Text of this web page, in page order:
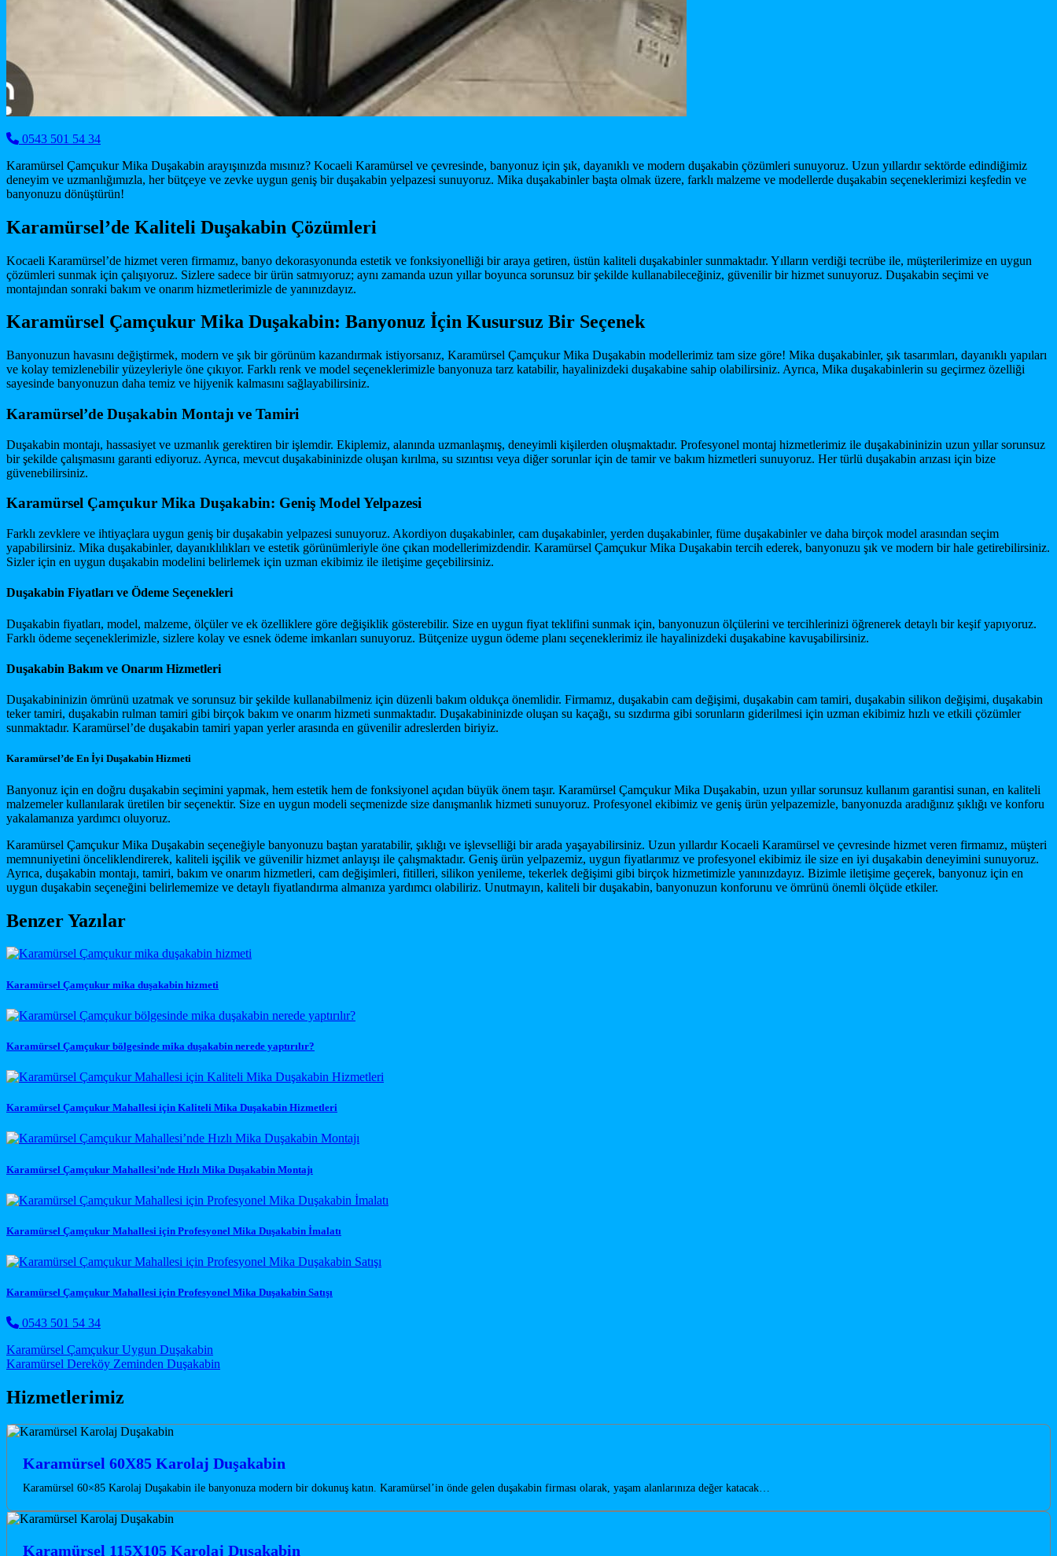
0543 501 54 34
Karamürsel Çamçukur Mika Duşakabin arayışınızda mısınız? Kocaeli Karamürsel ve çevresinde, banyonuz için şık, dayanıklı ve modern duşakabin çözümleri sunuyoruz. Uzun yıllardır sektörde edindiğimiz
deneyim ve uzmanlığımızla, her bütçeye ve zevke uygun geniş bir duşakabin yelpazesi sunuyoruz. Mika duşakabinler başta olmak üzere, farklı malzeme ve modellerde duşakabin seçeneklerimizi keşfedin ve
banyonuzu dönüştürün!
Karamürsel’de Kaliteli Duşakabin Çözümleri
Kocaeli Karamürsel’de hizmet veren firmamız, banyo dekorasyonunda estetik ve fonksiyonelliği bir araya getiren, üstün kaliteli duşakabinler sunmaktadır. Yılların verdiği tecrübe ile, müşterilerimize en uygun
çözümleri sunmak için çalışıyoruz. Sizlere sadece bir ürün satmıyoruz; aynı zamanda uzun yıllar boyunca sorunsuz bir şekilde kullanabileceğiniz, güvenilir bir hizmet sunuyoruz. Duşakabin seçimi ve
montajından sonraki bakım ve onarım hizmetlerimizle de yanınızdayız.
Karamürsel Çamçukur Mika Duşakabin: Banyonuz İçin Kusursuz Bir Seçenek
Banyonuzun havasını değiştirmek, modern ve şık bir görünüm kazandırmak istiyorsanız, Karamürsel Çamçukur Mika Duşakabin modellerimiz tam size göre! Mika duşakabinler, şık tasarımları, dayanıklı yapıları
ve kolay temizlenebilir yüzeyleriyle öne çıkıyor. Farklı renk ve model seçeneklerimizle banyonuza tarz katabilir, hayalinizdeki duşakabine sahip olabilirsiniz. Ayrıca, Mika duşakabinlerin su geçirmez özelliği
sayesinde banyonuzun daha temiz ve hijyenik kalmasını sağlayabilirsiniz.
Karamürsel’de Duşakabin Montajı ve Tamiri
Duşakabin montajı, hassasiyet ve uzmanlık gerektiren bir işlemdir. Ekiplemiz, alanında uzmanlaşmış, deneyimli kişilerden oluşmaktadır. Profesyonel montaj hizmetlerimiz ile duşakabininizin uzun yıllar sorunsuz
bir şekilde çalışmasını garanti ediyoruz. Ayrıca, mevcut duşakabininizde oluşan kırılma, su sızıntısı veya diğer sorunlar için de tamir ve bakım hizmetleri sunuyoruz. Her türlü duşakabin arızası için bize
güvenebilirsiniz.
Karamürsel Çamçukur Mika Duşakabin: Geniş Model Yelpazesi
Farklı zevklere ve ihtiyaçlara uygun geniş bir duşakabin yelpazesi sunuyoruz. Akordiyon duşakabinler, cam duşakabinler, yerden duşakabinler, füme duşakabinler ve daha birçok model arasından seçim
yapabilirsiniz. Mika duşakabinler, dayanıklılıkları ve estetik görünümleriyle öne çıkan modellerimizdendir. Karamürsel Çamçukur Mika Duşakabin tercih ederek, banyonuzu şık ve modern bir hale getirebilirsiniz.
Sizler için en uygun duşakabin modelini belirlemek için uzman ekibimiz ile iletişime geçebilirsiniz.
Duşakabin Fiyatları ve Ödeme Seçenekleri
Duşakabin fiyatları, model, malzeme, ölçüler ve ek özelliklere göre değişiklik gösterebilir. Size en uygun fiyat teklifini sunmak için, banyonuzun ölçülerini ve tercihlerinizi öğrenerek detaylı bir keşif yapıyoruz.
Farklı ödeme seçeneklerimizle, sizlere kolay ve esnek ödeme imkanları sunuyoruz. Bütçenize uygun ödeme planı seçeneklerimiz ile hayalinizdeki duşakabine kavuşabilirsiniz.
Duşakabin Bakım ve Onarım Hizmetleri
Duşakabininizin ömrünü uzatmak ve sorunsuz bir şekilde kullanabilmeniz için düzenli bakım oldukça önemlidir. Firmamız, duşakabin cam değişimi, duşakabin cam tamiri, duşakabin silikon değişimi, duşakabin
teker tamiri, duşakabin rulman tamiri gibi birçok bakım ve onarım hizmeti sunmaktadır. Duşakabininizde oluşan su kaçağı, su sızdırma gibi sorunların giderilmesi için uzman ekibimiz hızlı ve etkili çözümler
sunmaktadır. Karamürsel’de duşakabin tamiri yapan yerler arasında en güvenilir adreslerden biriyiz.
Karamürsel’de En İyi Duşakabin Hizmeti
Banyonuz için en doğru duşakabin seçimini yapmak, hem estetik hem de fonksiyonel açıdan büyük önem taşır. Karamürsel Çamçukur Mika Duşakabin, uzun yıllar sorunsuz kullanım garantisi sunan, en kaliteli
malzemeler kullanılarak üretilen bir seçenektir. Size en uygun modeli seçmenizde size danışmanlık hizmeti sunuyoruz. Profesyonel ekibimiz ve geniş ürün yelpazemizle, banyonuzda aradığınız şıklığı ve konforu
yakalamanıza yardımcı oluyoruz.
Karamürsel Çamçukur Mika Duşakabin seçeneğiyle banyonuzu baştan yaratabilir, şıklığı ve işlevselliği bir arada yaşayabilirsiniz. Uzun yıllardır Kocaeli Karamürsel ve çevresinde hizmet veren firmamız, müşteri
memnuniyetini önceliklendirerek, kaliteli işçilik ve güvenilir hizmet anlayışı ile çalışmaktadır. Geniş ürün yelpazemiz, uygun fiyatlarımız ve profesyonel ekibimiz ile size en iyi duşakabin deneyimini sunuyoruz.
Ayrıca, duşakabin montajı, tamiri, bakım ve onarım hizmetleri, cam değişimleri, fitilleri, silikon yenileme, tekerlek değişimi gibi birçok hizmetimizle yanınızdayız. Bizimle iletişime geçerek, banyonuz için en
uygun duşakabin seçeneğini belirlememize ve detaylı fiyatlandırma almanıza yardımcı olabiliriz. Unutmayın, kaliteli bir duşakabin, banyonuzun konforunu ve ömrünü önemli ölçüde etkiler.
Benzer Yazılar
Karamürsel Çamçukur mika duşakabin hizmeti
Karamürsel Çamçukur bölgesinde mika duşakabin nerede yaptırılır?
Karamürsel Çamçukur Mahallesi için Kaliteli Mika Duşakabin Hizmetleri
Karamürsel Çamçukur Mahallesi’nde Hızlı Mika Duşakabin Montajı
Karamürsel Çamçukur Mahallesi için Profesyonel Mika Duşakabin İmalatı
Karamürsel Çamçukur Mahallesi için Profesyonel Mika Duşakabin Satışı
0543 501 54 34
Post navigation
Karamürsel Çamçukur Uygun Duşakabin
Karamürsel Dereköy Zeminden Duşakabin
Hizmetlerimiz
Karamürsel 60X85 Karolaj Duşakabin
Karamürsel 60×85 Karolaj Duşakabin ile banyonuza modern bir dokunuş katın. Karamürsel’in önde gelen duşakabin firması olarak, yaşam alanlarınıza değer katacak…
Karamürsel 115X105 Karolaj Duşakabin